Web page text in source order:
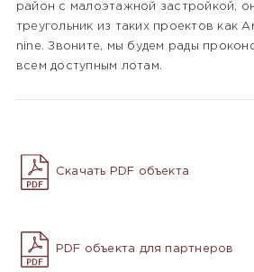
район с малоэтажной застройкой,
треугольник из таких проектов как
nine. Звоните, мы будем рады
всем доступным лотам.
Скачать PDF объекта
PDF объекта для партнеров